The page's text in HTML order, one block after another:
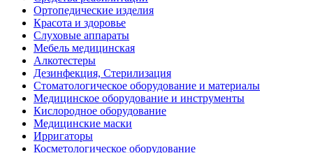
Ортопедические изделия
Красота и здоровье
Слуховые аппараты
Мебель медицинская
Алкотестеры
Дезинфекция, Стерилизация
Стоматологическое оборудование и материалы
Медицинское оборудование и инструменты
Кислородное оборудование
Медицинские маски
Ирригаторы
Косметологическое оборудование